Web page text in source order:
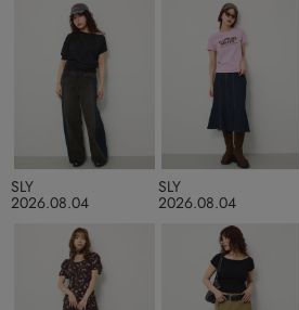
2026.08.04
SLY
2026.08.04
SLY